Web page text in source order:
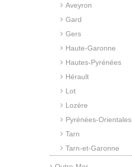
Aveyron
Gard
Gers
Haute-Garonne
Hautes-Pyrénées
Hérault
Lot
Lozère
Pyrénées-Orientales
Tarn
Tarn-et-Garonne